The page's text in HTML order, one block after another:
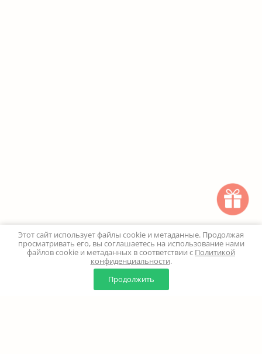
0
Корзина
Этот сайт использует файлы cookie и метаданные. Продолжая
просматривать его, вы соглашаетесь на использование нами
файлов cookie и метаданных в соответствии с Политикой
конфиденциальности.
Продолжить